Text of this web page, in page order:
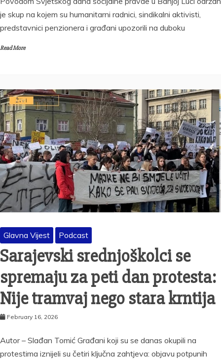
je skup na kojem su humanitarni radnici, sindikalni aktivisti,
predstavnici penzionera i građani upozorili na duboku
Read More
Glavna Vijest Podcast
Sarajevski srednjoškolci se
spremaju za peti dan protesta:
Nije tramvaj nego stara krntija
February 16, 2026
Autor – Slađan Tomić Građani koji su se danas okupili na
protestima iznijeli su četiri ključna zahtjeva: objavu potpunih